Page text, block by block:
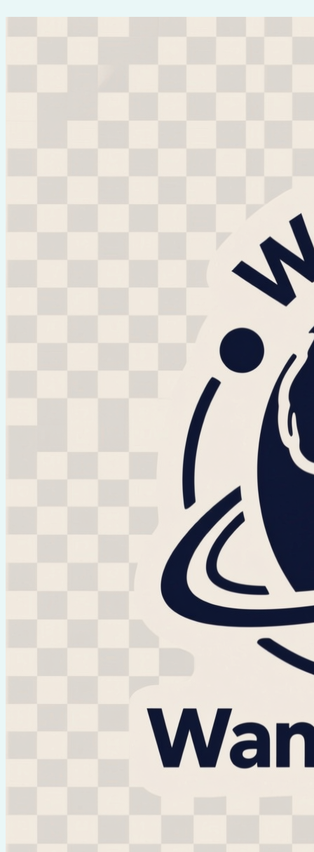
Перейти